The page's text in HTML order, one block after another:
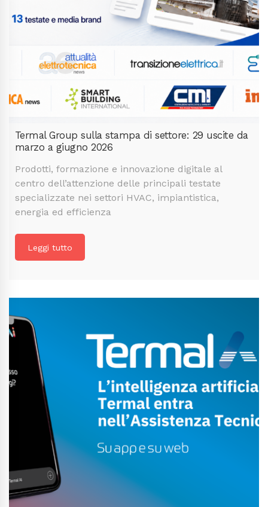
Termal Group sulla stampa di settore: 29 uscite da
marzo a giugno 2026
Prodotti, formazione e innovazione digitale al
centro dell’attenzione delle principali testate
specializzate nei settori HVAC, impiantistica,
energia ed efficienza
Leggi tutto